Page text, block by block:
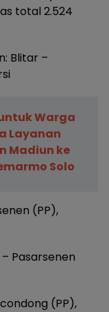
total 2.524
Blitar –
Warga
Layanan
Madiun ke
Solo
(PP),
Pasarsenen
(PP),